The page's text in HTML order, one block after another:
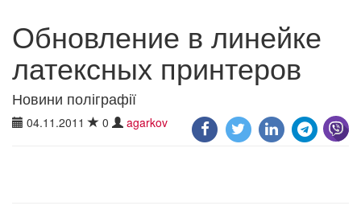
Обновление в линейке
латексных принтеров
Новини поліграфії
04.11.2011 0 agarkov